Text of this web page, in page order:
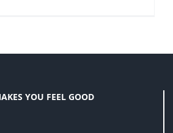
YOU FEEL GOOD